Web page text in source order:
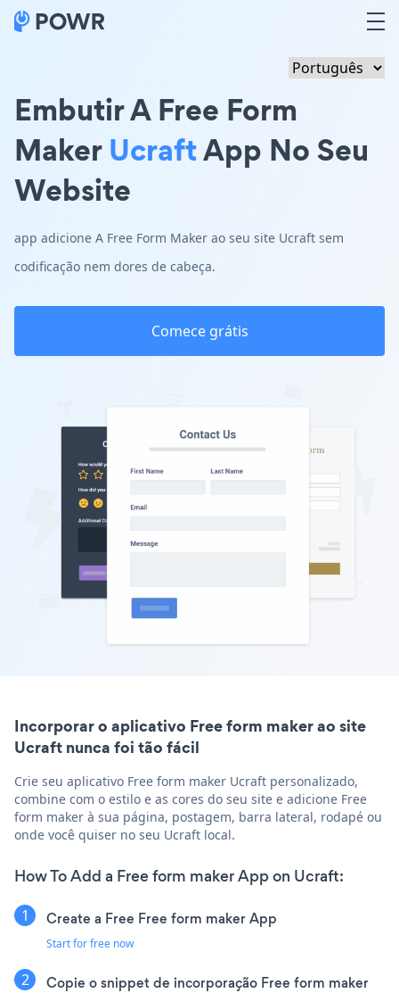
Embutir A Free Form
MakerUcraftApp No Seu
Website
app adicione A Free Form Maker ao seu site Ucraft sem
codificação nem dores de cabeça.
Comece grátis
Incorporar o aplicativo Free form maker ao site
Ucraft nunca foi tão fácil
Crie seu aplicativo Free form maker Ucraft personalizado,
combine com o estilo e as cores do seu site e adicione Free
form maker à sua página, postagem, barra lateral, rodapé ou
onde você quiser no seu Ucraft local.
How To Add a Free form maker App on Ucraft:
Create a Free Free form maker App
Start for free now
Copie o snippet de incorporação Free form maker